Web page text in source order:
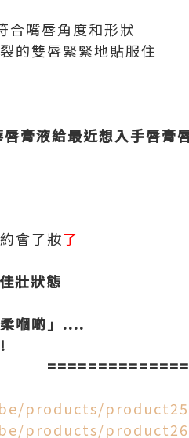
合嘴唇角度和形狀
的雙唇緊緊地貼服住
膏液給最近想入手唇膏
會了妝了
壯狀態
嗰啲」....
products/
products/